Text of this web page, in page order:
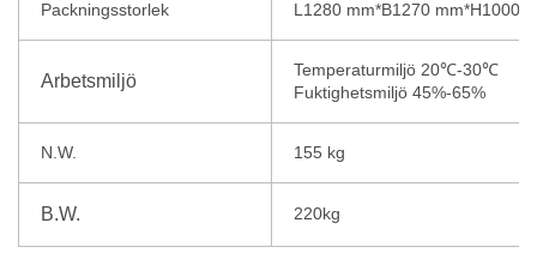
Packningsstorlek L1280 mm*B1270 mm*H1000
Arbetsmiljö
Temperaturmiljö 20℃-30℃
Fuktighetsmiljö 45%-65%
N.W. 155 kg
B.W. 220kg